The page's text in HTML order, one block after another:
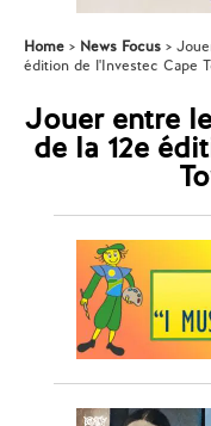
Home News Focus
édition de l'Investec Cape
Jouer entre
de la 12e